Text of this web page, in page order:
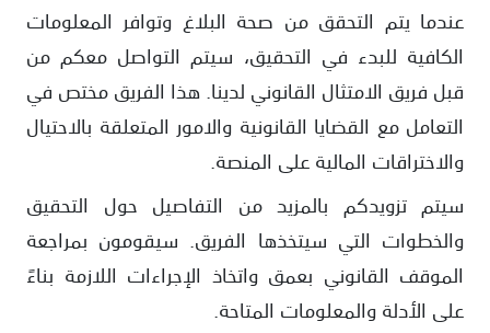
عندما يتم التحقق من صحة البلاغ وتوافر المعلومات
الكافية للبدء في التحقيق، سيتم التواصل معكم من
قبل فريق الامتثال القانوني لدينا. هذا الفريق مختص في
التعامل مع القضايا القانونية والامور المتعلقة بالاحتيال
والاختراقات المالية على المنصة.
سيتم تزويدكم بالمزيد من التفاصيل حول التحقيق
والخطوات التي سيتخذها الفريق. سيقومون بمراجعة
الموقف القانوني بعمق واتخاذ الإجراءات اللازمة بناءً
على الأدلة والمعلومات المتاحة.